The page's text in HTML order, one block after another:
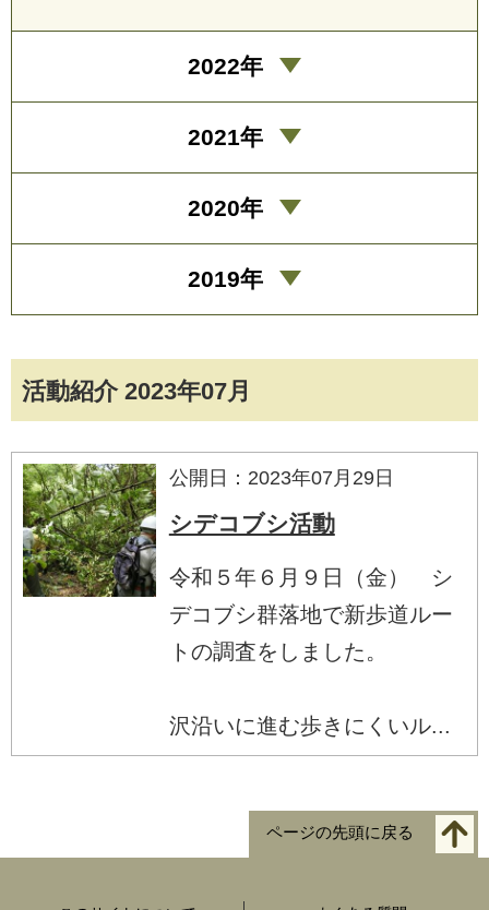
活動紹介 2023年07月
公開日：2023年07月29日
シデコブシ活動
令和５年６月９日（金） シ
デコブシ群落地で新歩道ルー
トの調査をしました。
沢沿いに進む歩きにくいル...
2022年
2021年
2020年
2019年
ページの先頭に戻る